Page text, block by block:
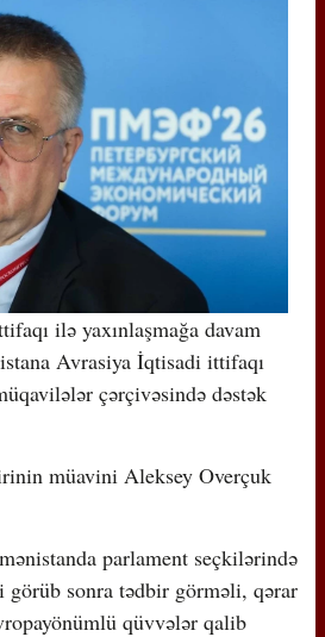
ilə yaxınlaşmağa davam
Avrasiya İqtisadi ittifaqı
çərçivəsində dəstək
müavini Aleksey Overçuk
parlament seçkilərində
sonra tədbir görməli, qərar
qüvvələr qalib